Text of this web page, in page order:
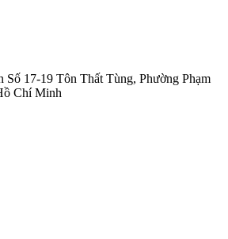
Số 17-19 Tôn Thất Tùng, Phường Phạm
Chí Minh